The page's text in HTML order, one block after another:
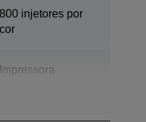
800 injetores por
cor
Impressora